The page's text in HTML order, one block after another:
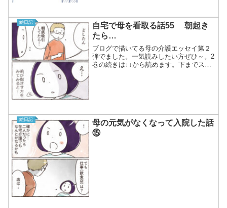
絵日記
自宅で母を看取る話55 朝起き
たら…
ブログで描いてる母の介護エッセイ第２
弾でました。一気読みしたい方ぜひ～。2
巻の続きは↓↓から読めます。下までスク
絵日記
母の元気がなくなって入院した話
⑮